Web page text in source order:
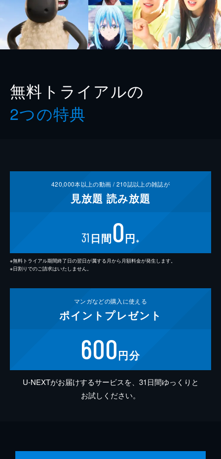
無料トライアルの
2つの特典
420,000本以上の動画 /210誌以上の雑誌が
見放題 読み放題
31 日間0円 ※
※無料トライアル期間終了日の翌日が属する月から月額料金が発生します。
※日割りでのご請求はいたしません。
マンガなどの購入に使える
ポイント プレゼント
600円分
U-NEXTがお届けするサービスを、31日間ゆっくりと
お試しください。